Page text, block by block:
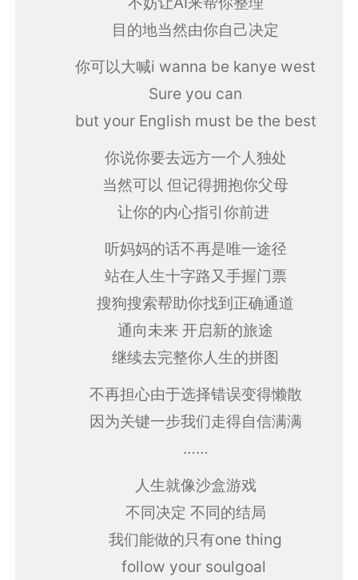
目的地当然由你自己决定
你可以大喊i wanna be kanye west
Sure you can
but your English must be the best
你说你要去远方一个人独处
当然可以 但记得拥抱你父母
让你的内心指引你前进
听妈妈的话不再是唯一途径
站在人生十字路又手握门票
搜狗搜索帮助你找到正确通道
通向未来 开启新的旅途
继续去完整你人生的拼图
不再担心由于选择错误变得懒散
因为关键一步我们走得自信满满
……
人生就像沙盒游戏
不同决定 不同的结局
我们能做的只有one thing
follow your soulgoal